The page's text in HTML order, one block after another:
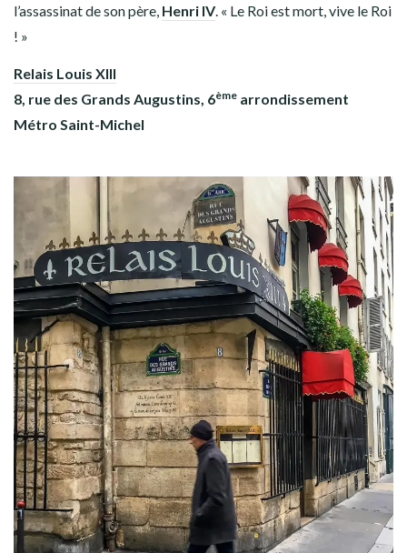
l’assassinat de son père, Henri IV. « Le Roi est mort, vive le Roi
! »
Relais Louis XIII
8, rue des Grands Augustins, 6ème arrondissement
Métro Saint-Michel